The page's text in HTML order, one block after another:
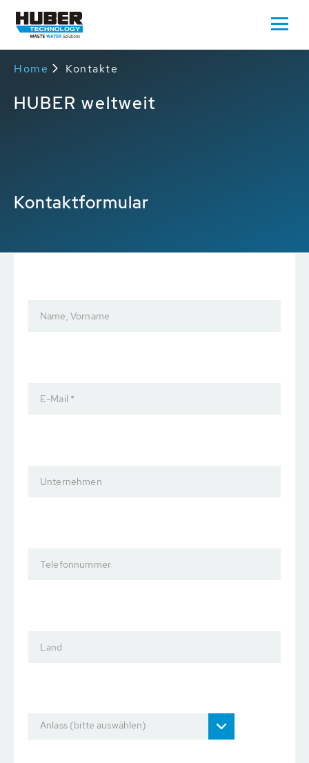
Home Kontakte
HUBER weltweit
Kontaktformular
Name, Vorname
E-Mail *
Unternehmen
Telefonnummer
Land
Anlass (bitte auswählen)